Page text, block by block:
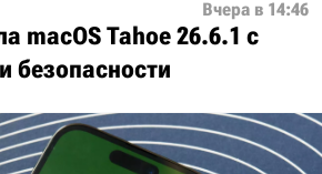
Вчера в 14:46
macOS Tahoe 26.6.1 с
безопасности